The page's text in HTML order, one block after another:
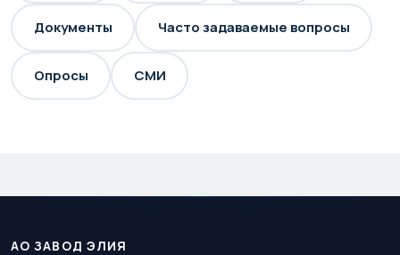
Документы Часто задаваемые вопросы
Опросы СМИ
АО ЗАВОД ЭЛИЯ